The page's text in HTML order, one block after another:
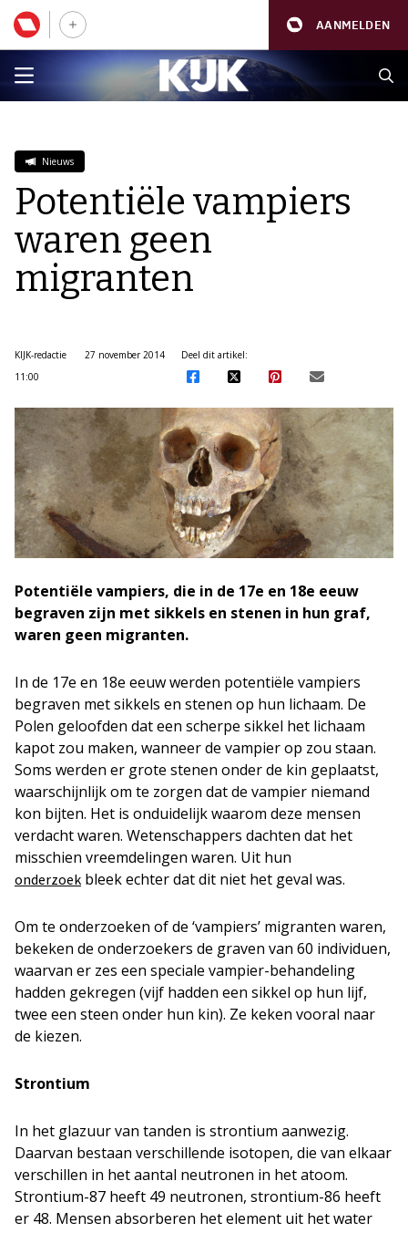
AANMELDEN
Nieuws
Potentiële vampiers
waren geen
migranten
KIJK-redactie
27 november 2014
11:00
Deel dit artikel:
Potentiële vampiers, die in de 17e en 18e eeuw
begraven zijn met sikkels en stenen in hun graf,
waren geen migranten.
In de 17e en 18e eeuw werden potentiële vampiers
begraven met sikkels en stenen op hun lichaam. De
Polen geloofden dat een scherpe sikkel het lichaam
kapot zou maken, wanneer de vampier op zou staan.
Soms werden er grote stenen onder de kin geplaatst,
waarschijnlijk om te zorgen dat de vampier niemand
kon bijten. Het is onduidelijk waarom deze mensen
verdacht waren. Wetenschappers dachten dat het
misschien vreemdelingen waren. Uit hun
onderzoek bleek echter dat dit niet het geval was.
Om te onderzoeken of de ‘vampiers’ migranten waren,
bekeken de onderzoekers de graven van 60 individuen,
waarvan er zes een speciale vampier-behandeling
hadden gekregen (vijf hadden een sikkel op hun lijf,
twee een steen onder hun kin). Ze keken vooral naar
de kiezen.
Strontium
In het glazuur van tanden is strontium aanwezig.
Daarvan bestaan verschillende isotopen, die van elkaar
verschillen in het aantal neutronen in het atoom.
Strontium-87 heeft 49 neutronen, strontium-86 heeft
er 48. Mensen absorberen het element uit het water